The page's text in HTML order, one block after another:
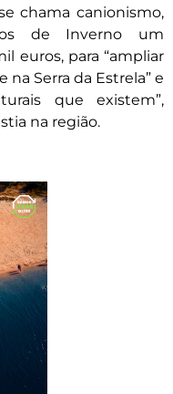
chama canionismo,
de Inverno um
euros, para “ampliar
Serra da Estrela” e
que existem”,
na região.